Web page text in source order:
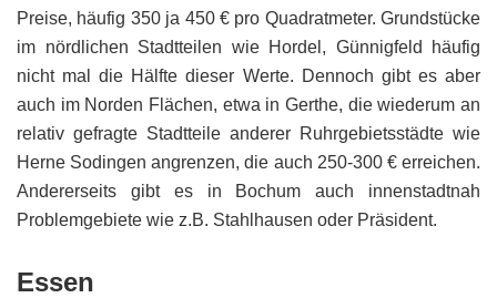
Preise, häufig 350 ja 450 € pro Quadratmeter. Grundstücke
im nördlichen Stadtteilen wie Hordel, Günnigfeld häufig
nicht mal die Hälfte dieser Werte. Dennoch gibt es aber
auch im Norden Flächen, etwa in Gerthe, die wiederum an
relativ gefragte Stadtteile anderer Ruhrgebietsstädte wie
Herne Sodingen angrenzen, die auch 250-300 € erreichen.
Andererseits gibt es in Bochum auch innenstadtnah
Problemgebiete wie z.B. Stahlhausen oder Präsident.
Essen